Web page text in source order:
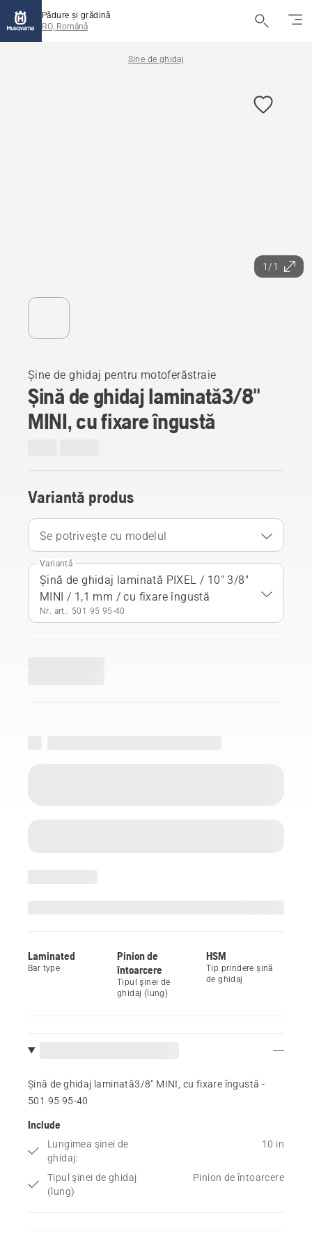
Pădure și grădină
RO, Română
Șine de ghidaj
1/1
Șine de ghidaj pentru motoferăstraie
Șină de ghidaj laminată3/8"
MINI, cu fixare îngustă
Variantă produs
Se potriveşte cu modelul
Variantă
Șină de ghidaj laminată PIXEL / 10" 3/8"
MINI / 1,1 mm / cu fixare îngustă
Nr. art.: 501 95 95‑40
Laminated
Bar type
Pinion de
întoarcere
Tipul şinei de
ghidaj (lung)
HSM
Tip prindere șină
de ghidaj
Șină de ghidaj laminată3/8" MINI, cu fixare îngustă -
501 95 95‑40
Include
Lungimea şinei de
ghidaj:
10 in
Tipul şinei de ghidaj
(lung)
Pinion de întoarcere